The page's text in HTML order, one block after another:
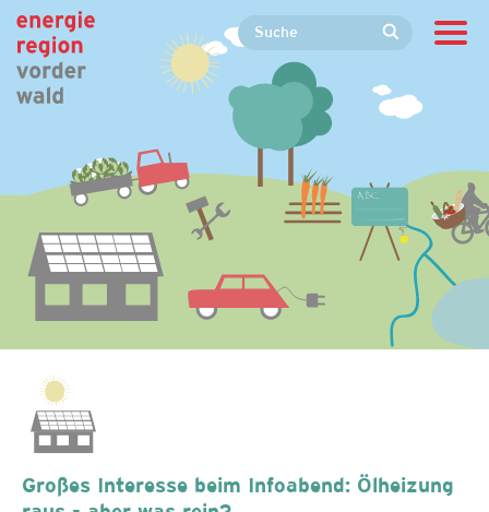
Großes Interesse beim Infoabend: Ölheizung